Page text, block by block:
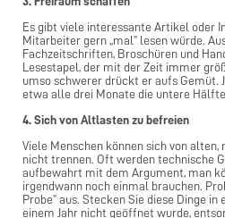
Es gibt viele interessante Artikel oder
Mitarbeiter gern „mal” lesen würde.
Fachzeitschriften, Broschüren und
Lesestapel, der mit der Zeit immer
umso schwerer drückt er aufs Gemüt.
etwa alle drei Monate die untere
4. Sich von Altlasten zu befreien
Viele Menschen können sich von
nicht trennen. Oft werden technische
aufbewahrt mit dem Argument, man
irgendwann noch einmal brauchen.
Probe” aus. Stecken Sie diese Dinge
einem Jahr nicht geöffnet wurde,